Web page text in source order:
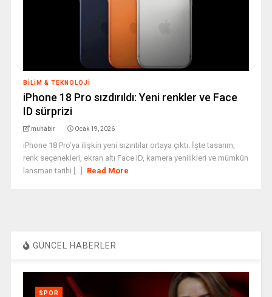
BILIM & TEKNOLOJI
iPhone 18 Pro sızdırıldı: Yeni renkler ve Face
ID sürprizi
muhabir Ocak 19, 2026
iPhone 18 Pro’ya ilişkin yeni sızıntılar ortaya çıktı. İşte tasarım,
renk seçenekleri, ekran altı Face ID, kamera yenilikleri ve mümkün
lansman tarihi [...]
Read More
GÜNCEL HABERLER
SPOR